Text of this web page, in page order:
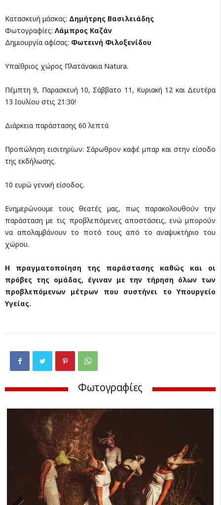
Κατασκευή μάσκας: Δημήτρης Βασιλειάδης
Φωτογραφίες: Λάμπρος Καζάν
Δημιουργία αφίσας: Φωτεινή Φιλοξενίδου
Υπαίθριος χώρος Πλατάνακια Natura.
Πέμπτη 9, Παρασκευή 10, Σάββατο 11, Κυριακή 12 και Δευτέρα
13 Ιουλίου στις 21:30!
Διάρκεια παράστασης 60 λεπτά
Προπώληση εισιτηρίων: Σάρωθρον καφέ μπαρ και στην είσοδο
της εκδήλωσης.
10 ευρώ γενική είσοδος.
Ενημερώνουμε τους θεατές μας, πως παρακολουθούν την
παράσταση με τις προβλεπόμενες αποστάσεις, ενώ μπορούν
να απολαμβάνουν το ποτό τους από το αναψυκτήριο του
χώρου.
Η πραγματοποίηση της παράστασης καθώς και οι
πρόβες της ομάδας, έγιναν με την τήρηση όλων των
προβλεπόμενων μέτρων που συστήνει το Υπουργείο
Υγείας.
Φωτογραφίες